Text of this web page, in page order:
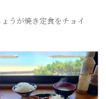
うが焼き定食をチョイ